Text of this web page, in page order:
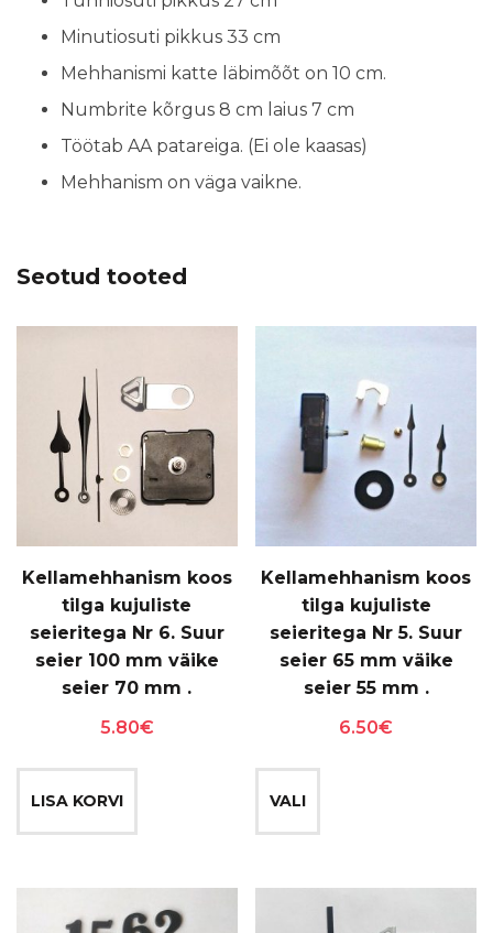
Minutiosuti pikkus 33 cm
Mehhanismi katte läbimõõt on 10 cm.
Numbrite kõrgus 8 cm laius 7 cm
Töötab AA patareiga. (Ei ole kaasas)
Mehhanism on väga vaikne.
Seotud tooted
Kellamehhanism koos
tilga kujuliste
seieritega Nr 6. Suur
seier 100 mm väike
seier 70 mm .
5.80€
LISA KORVI
Kellamehhanism koos
tilga kujuliste
seieritega Nr 5. Suur
seier 65 mm väike
seier 55 mm .
6.50€
VALI
Sellel
varianti.
Valikuid